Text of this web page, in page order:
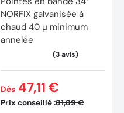
NORFIX galvanisée à
chaud 40 µ minimum
annelée
Prix conseillé :81,89 €
Dès 47,11 €